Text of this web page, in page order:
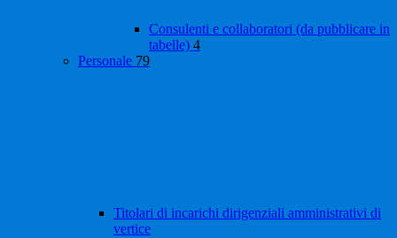
Consulenti e collaboratori (da pubblicare in
tabelle) 4
Personale 79
Titolari di incarichi dirigenziali amministrativi di
vertice